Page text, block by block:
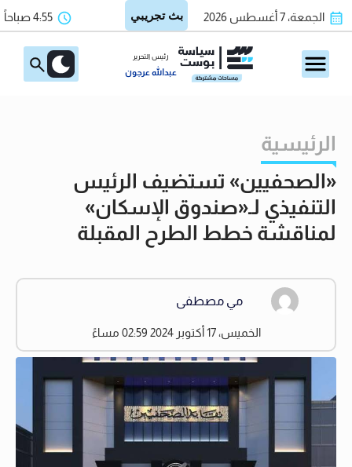
الجمعة، 7 أغسطس 2026 4:55 صباحاً
رئيس التحرير
عبدالله عرجون
الرئيسية
«الصحفيين» تستضيف الرئيس
التنفيذي لـ«صندوق الإسكان»
لمناقشة خطط الطرح المقبلة
مي مصطفى
الخميس، 17 أكتوبر 2024 02:59 مساءً